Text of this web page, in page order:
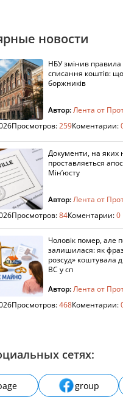
новости
НБУ змінив
списання коштів:
боржників
Автор:Лента от
Просмотров:259Коментарии:
Документи, на яких
проставляється
Мін’юсту
Автор:Лента от
Просмотров:84Коментарии:0
Чоловік помер, але
залишилася: як
розсуд» коштувала
ВС у сп
Автор:Лента от
Просмотров:468Коментарии:
сетях:
group